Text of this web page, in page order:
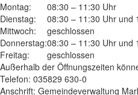
Montag:
08:30 – 11:30 Uhr
Dienstag:
08:30 – 11:30 Uhr und
Mittwoch:
geschlossen
Donnerstag:08:30 – 11:30 Uhr und
Freitag:
geschlossen
Außerhalb der Öffnungszeiten
Telefon: 035829 630-0
Anschrift: Gemeindeverwaltung